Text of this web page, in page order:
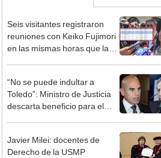
Seis visitantes registraron
reuniones con Keiko Fujimori
en las mismas horas que la
“No se puede indultar a
Toledo”: Ministro de Justicia
descarta beneficio para el
Javier Milei: docentes de
Derecho de la USMP